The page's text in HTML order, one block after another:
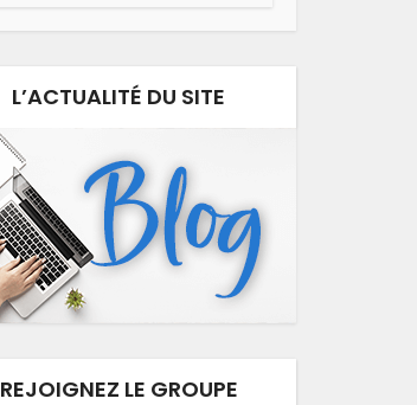
L’ACTUALITÉ DU SITE
REJOIGNEZ LE GROUPE